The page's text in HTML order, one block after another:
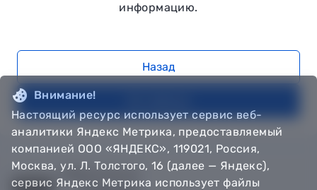
информацию.
Назад
Внимание!
Настоящий ресурс использует сервис веб-
аналитики Яндекс Метрика, предоставляемый
компанией ООО «ЯНДЕКС», 119021, Россия,
Москва, ул. Л. Толстого, 16 (далее — Яндекс),
сервис Яндекс Метрика использует файлы